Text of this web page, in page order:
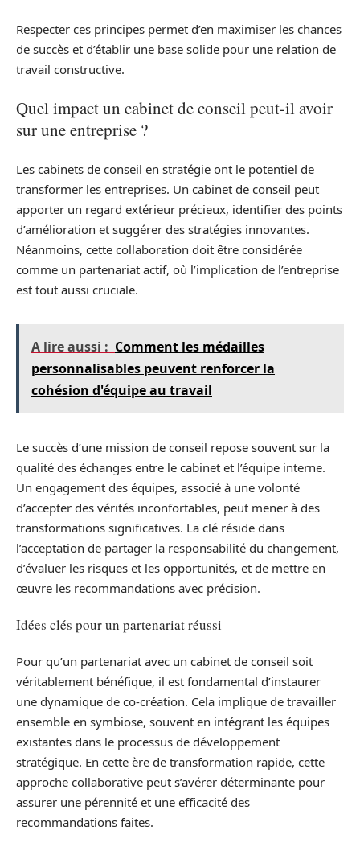
Respecter ces principes permet d’en maximiser les chances
de succès et d’établir une base solide pour une relation de
travail constructive.
Quel impact un cabinet de conseil peut-il avoir
sur une entreprise ?
Les cabinets de conseil en stratégie ont le potentiel de
transformer les entreprises. Un cabinet de conseil peut
apporter un regard extérieur précieux, identifier des points
d’amélioration et suggérer des stratégies innovantes.
Néanmoins, cette collaboration doit être considérée
comme un partenariat actif, où l’implication de l’entreprise
est tout aussi cruciale.
A lire aussi : Comment les médailles
personnalisables peuvent renforcer la
cohésion d'équipe au travail
Le succès d’une mission de conseil repose souvent sur la
qualité des échanges entre le cabinet et l’équipe interne.
Un engagement des équipes, associé à une volonté
d’accepter des vérités inconfortables, peut mener à des
transformations significatives. La clé réside dans
l’acceptation de partager la responsabilité du changement,
d’évaluer les risques et les opportunités, et de mettre en
œuvre les recommandations avec précision.
Idées clés pour un partenariat réussi
Pour qu’un partenariat avec un cabinet de conseil soit
véritablement bénéfique, il est fondamental d’instaurer
une dynamique de co-création. Cela implique de travailler
ensemble en symbiose, souvent en intégrant les équipes
existantes dans le processus de développement
stratégique. En cette ère de transformation rapide, cette
approche collaborative peut s’avérer déterminante pour
assurer une pérennité et une efficacité des
recommandations faites.